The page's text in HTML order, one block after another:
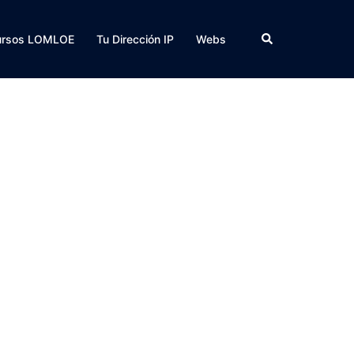
LOMLOE Tu Dirección IP Webs Buscar